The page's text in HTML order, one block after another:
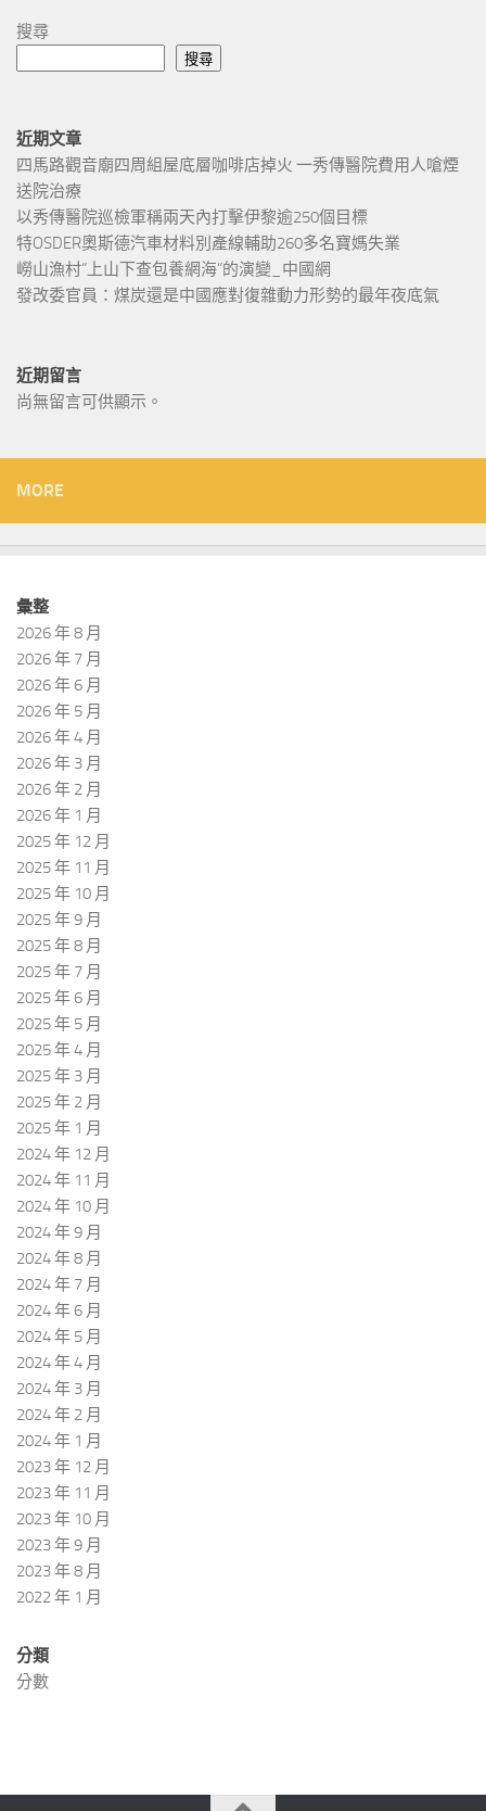
搜尋
搜尋
近期文章
四馬路觀音廟四周組屋底層咖啡店掉火 一秀傳醫院費用人嗆煙
送院治療
以秀傳醫院巡檢軍稱兩天內打擊伊黎逾250個目標
特OSDER奧斯德汽車材料別產線輔助260多名寶媽失業
嶗山漁村“上山下查包養網海”的演變_中國網
發改委官員：煤炭還是中國應對復雜動力形勢的最年夜底氣
近期留言
尚無留言可供顯示。
MORE
彙整
2026 年 8 月
2026 年 7 月
2026 年 6 月
2026 年 5 月
2026 年 4 月
2026 年 3 月
2026 年 2 月
2026 年 1 月
2025 年 12 月
2025 年 11 月
2025 年 10 月
2025 年 9 月
2025 年 8 月
2025 年 7 月
2025 年 6 月
2025 年 5 月
2025 年 4 月
2025 年 3 月
2025 年 2 月
2025 年 1 月
2024 年 12 月
2024 年 11 月
2024 年 10 月
2024 年 9 月
2024 年 8 月
2024 年 7 月
2024 年 6 月
2024 年 5 月
2024 年 4 月
2024 年 3 月
2024 年 2 月
2024 年 1 月
2023 年 12 月
2023 年 11 月
2023 年 10 月
2023 年 9 月
2023 年 8 月
2022 年 1 月
分類
分數